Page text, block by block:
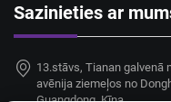
Sazinieties ar
13.stāvs, Tianan galvenā
avēnija ziemeļos no